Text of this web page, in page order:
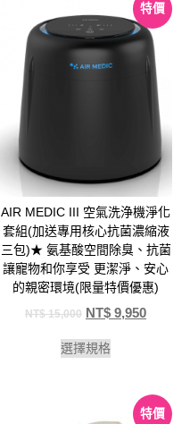
特價
AIR MEDIC III 空氣洗浄機淨化
套組(加送專用核心抗菌濃縮液
三包)★ 氨基酸空間除臭、抗菌
讓寵物和你享受 更潔淨、安心
的親密環境(限量特價優惠)
NT$15,000 NT$ 9,950
選擇規格
特價